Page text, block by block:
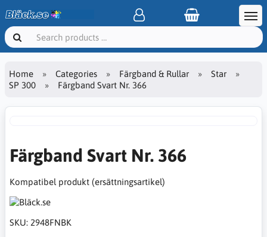
Home Categories Färgband & Rullar
Star
SP 300
Färgband Svart Nr. 366
Färgband Svart Nr. 366
Kompatibel produkt (ersättningsartikel)
SKU: 2948FNBK